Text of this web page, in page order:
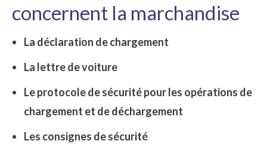
concernent la marchandise
La déclaration de chargement
La lettre de voiture
Le protocole de sécurité pour les opérations de
chargement et de déchargement
Les consignes de sécurité